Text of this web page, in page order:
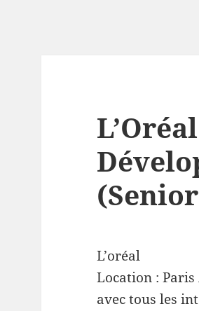
L’oréal
Location :Paris
avec tous les